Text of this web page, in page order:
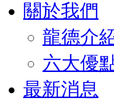
關於我們
龍德介
六大優
最新消息